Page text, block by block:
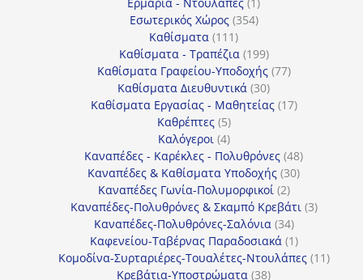
προϊόν
Εσωτερικός Χώρος 354354
Καθίσματα 111111
προϊόντα
Καθίσματα - Τραπέζια 199199
προϊόντα
Καθίσματα Γραφείου-Υποδοχής 7777
Καθίσματα Διευθυντικά 3030
προϊόντα
Καθίσματα Εργασίας - Μαθητείας 1717
Καθρέπτες 55
προϊόντα
Καλόγεροι 44
προϊόντα
Καναπέδες - Καρέκλες - Πολυθρόνες 4848
προϊόντα
Καναπέδες & Καθίσματα Υποδοχής 3030
Καναπέδες Γωνία-Πολυμορφικοί 22
προϊόντα
Καναπέδες-Πολυθρόνες & Σκαμπό Κρεβάτι 33
Καναπέδες-Πολυθρόνες-Σαλόνια 3434
προϊόντα
Καφενείου-Ταβέρνας Παραδοσιακά 11
προϊόν
Κομοδίνα-Συρταριέρες-Τουαλέτες-Ντουλάπες 1111
Κρεβάτια-Υποστρώματα 3838